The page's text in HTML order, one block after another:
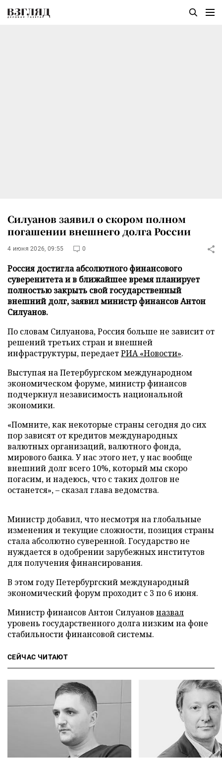
Силуанов заявил о скором полном
погашении внешнего долга России
4 июня 2026, 09:55 0
Россия достигла абсолютного финансового
суверенитета и в ближайшее время планирует
полностью закрыть свой государственный
внешний долг, заявил министр финансов Антон
Силуанов.
По словам Силуанова, Россия больше не зависит от
решений третьих стран и внешней
инфраструктуры, передаетРИА «Новости».
Выступая на Петербургском международном
экономическом форуме, министр финансов
подчеркнул независимость национальной
экономики.
«Помните, как некоторые страны сегодня до сих
пор зависят от кредитов международных
валютных организаций, валютного фонда,
мирового банка. У нас этого нет, у нас вообще
внешний долг всего 10%, который мы скоро
погасим, и надеюсь, что с таких долгов не
останется», – сказал глава ведомства.
Министр добавил, что несмотря на глобальные
изменения и текущие сложности, позиция страны
стала абсолютно суверенной. Государство не
нуждается в одобрении зарубежных институтов
для получения финансирования.
В этом году Петербургский международный
экономический форум проходит с 3 по 6 июня.
Министр финансов Антон Силуанов назвал
уровень государственного долга низким на фоне
стабильности финансовой системы.
СЕЙЧАС ЧИТАЮТ